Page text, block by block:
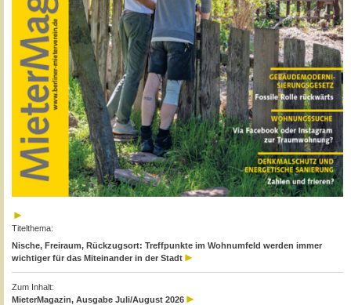
Titelthema:
Nische, Freiraum, Rückzugsort: Treffpunkte im Wohnumfeld werden immer
wichtiger für das Miteinander in der Stadt
Zum Inhalt:
MieterMagazin, Ausgabe Juli/August 2026